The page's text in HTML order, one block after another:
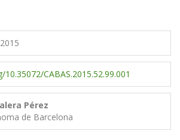
CABAS.2015.52.99.001
Pérez
de Barcelona